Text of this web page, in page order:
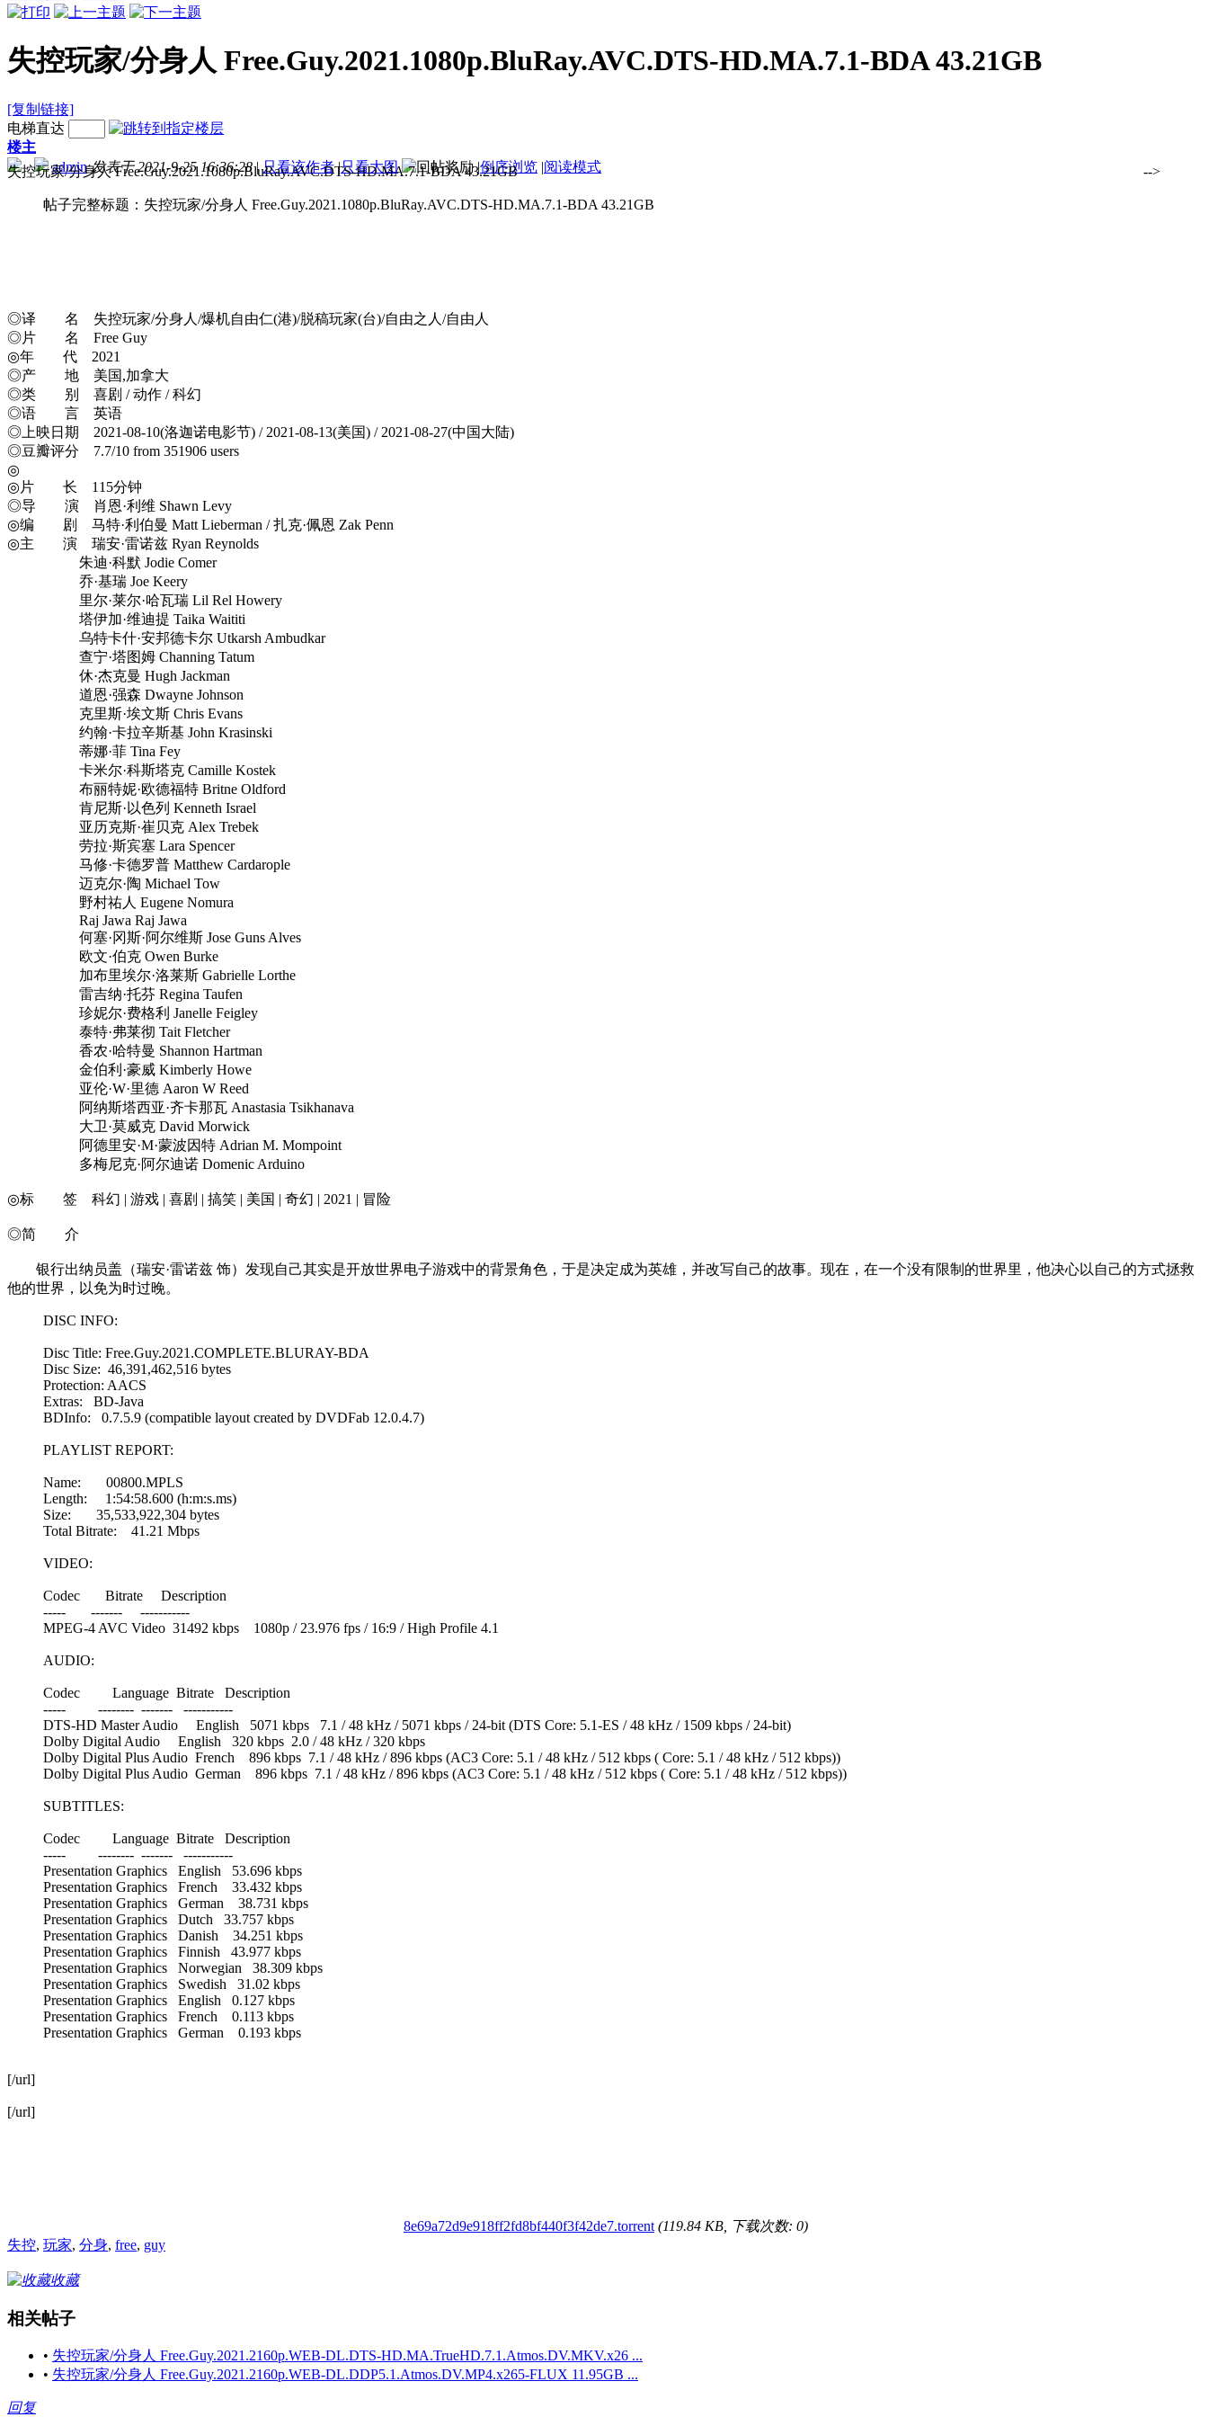
失控玩家/分身人 Free.Guy.2021.1080p.BluRay.AVC.DTS-HD.MA.7.1-BDA 43.21GB
[复制链接]
电梯直达
楼主
admin 发表于 2021-9-25 16:36:28 | 只看该作者 |只看大图 |倒序浏览 |阅读模式
失控玩家/分身人 Free.Guy.2021.1080p.BluRay.AVC.DTS-HD.MA.7.1-BDA 43.21GB -->
帖子完整标题：失控玩家/分身人 Free.Guy.2021.1080p.BluRay.AVC.DTS-HD.MA.7.1-BDA 43.21GB
◎译 名 失控玩家/分身人/爆机自由仁(港)/脱稿玩家(台)/自由之人/自由人
◎片 名 Free Guy
◎年 代 2021
◎产 地 美国,加拿大
◎类 别 喜剧 / 动作 / 科幻
◎语 言 英语
◎上映日期 2021-08-10(洛迦诺电影节) / 2021-08-13(美国) / 2021-08-27(中国大陆)
◎豆瓣评分 7.7/10 from 351906 users
◎
◎片 长 115分钟
◎导 演 肖恩·利维 Shawn Levy
◎编 剧 马特·利伯曼 Matt Lieberman / 扎克·佩恩 Zak Penn
◎主 演 瑞安·雷诺兹 Ryan Reynolds
朱迪·科默 Jodie Comer
乔·基瑞 Joe Keery
里尔·莱尔·哈瓦瑞 Lil Rel Howery
塔伊加·维迪提 Taika Waititi
乌特卡什·安邦德卡尔 Utkarsh Ambudkar
查宁·塔图姆 Channing Tatum
休·杰克曼 Hugh Jackman
道恩·强森 Dwayne Johnson
克里斯·埃文斯 Chris Evans
约翰·卡拉辛斯基 John Krasinski
蒂娜·菲 Tina Fey
卡米尔·科斯塔克 Camille Kostek
布丽特妮·欧德福特 Britne Oldford
肯尼斯·以色列 Kenneth Israel
亚历克斯·崔贝克 Alex Trebek
劳拉·斯宾塞 Lara Spencer
马修·卡德罗普 Matthew Cardarople
迈克尔·陶 Michael Tow
野村祐人 Eugene Nomura
Raj Jawa Raj Jawa
何塞·冈斯·阿尔维斯 Jose Guns Alves
欧文·伯克 Owen Burke
加布里埃尔·洛莱斯 Gabrielle Lorthe
雷吉纳·托芬 Regina Taufen
珍妮尔·费格利 Janelle Feigley
泰特·弗莱彻 Tait Fletcher
香农·哈特曼 Shannon Hartman
金伯利·豪威 Kimberly Howe
亚伦·W·里德 Aaron W Reed
阿纳斯塔西亚·齐卡那瓦 Anastasia Tsikhanava
大卫·莫威克 David Morwick
阿德里安·M·蒙波因特 Adrian M. Mompoint
多梅尼克·阿尔迪诺 Domenic Arduino
◎标 签 科幻 | 游戏 | 喜剧 | 搞笑 | 美国 | 奇幻 | 2021 | 冒险
◎简 介
银行出纳员盖（瑞安·雷诺兹 饰）发现自己其实是开放世界电子游戏中的背景角色，于是决定成为英雄，并改写自己的故事。现在，在一个没有限制的世界里，他决心以自己的方式拯救
他的世界，以免为时过晚。
DISC INFO:
Disc Title: Free.Guy.2021.COMPLETE.BLURAY-BDA
Disc Size: 46,391,462,516 bytes
Protection: AACS
Extras: BD-Java
BDInfo: 0.7.5.9 (compatible layout created by DVDFab 12.0.4.7)
PLAYLIST REPORT:
Name: 00800.MPLS
Length: 1:54:58.600 (h:m:s.ms)
Size: 35,533,922,304 bytes
Total Bitrate: 41.21 Mbps
VIDEO:
Codec Bitrate Description
----- ------- -----------
MPEG-4 AVC Video 31492 kbps 1080p / 23.976 fps / 16:9 / High Profile 4.1
AUDIO:
Codec Language Bitrate Description
----- -------- ------- -----------
DTS-HD Master Audio English 5071 kbps 7.1 / 48 kHz / 5071 kbps / 24-bit (DTS Core: 5.1-ES / 48 kHz / 1509 kbps / 24-bit)
Dolby Digital Audio English 320 kbps 2.0 / 48 kHz / 320 kbps
Dolby Digital Plus Audio French 896 kbps 7.1 / 48 kHz / 896 kbps (AC3 Core: 5.1 / 48 kHz / 512 kbps ( Core: 5.1 / 48 kHz / 512 kbps))
Dolby Digital Plus Audio German 896 kbps 7.1 / 48 kHz / 896 kbps (AC3 Core: 5.1 / 48 kHz / 512 kbps ( Core: 5.1 / 48 kHz / 512 kbps))
SUBTITLES:
Codec Language Bitrate Description
----- -------- ------- -----------
Presentation Graphics English 53.696 kbps
Presentation Graphics French 33.432 kbps
Presentation Graphics German 38.731 kbps
Presentation Graphics Dutch 33.757 kbps
Presentation Graphics Danish 34.251 kbps
Presentation Graphics Finnish 43.977 kbps
Presentation Graphics Norwegian 38.309 kbps
Presentation Graphics Swedish 31.02 kbps
Presentation Graphics English 0.127 kbps
Presentation Graphics French 0.113 kbps
Presentation Graphics German 0.193 kbps
[/url]
[/url]
8e69a72d9e918ff2fd8bf440f3f42de7.torrent (119.84 KB, 下载次数: 0)
失控, 玩家, 分身, free, guy
收藏
相关帖子
• 失控玩家/分身人 Free.Guy.2021.2160p.WEB-DL.DTS-HD.MA.TrueHD.7.1.Atmos.DV.MKV.x26 ...
• 失控玩家/分身人 Free.Guy.2021.2160p.WEB-DL.DDP5.1.Atmos.DV.MP4.x265-FLUX 11.95GB ...
回复